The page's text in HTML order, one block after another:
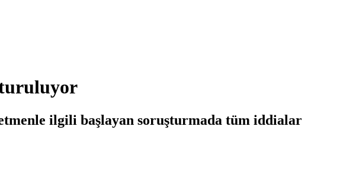
ilgili başlayan soruşturmada tüm iddialar